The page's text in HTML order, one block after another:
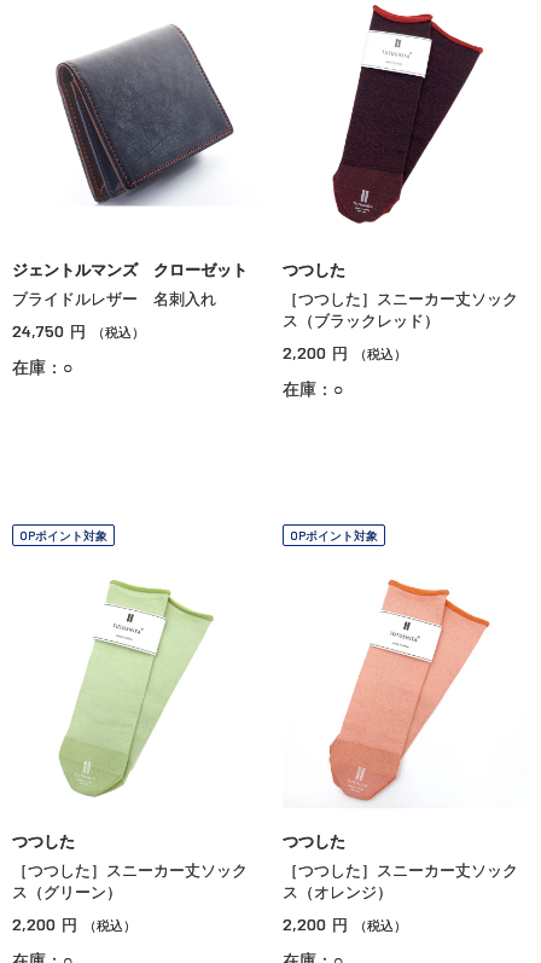
ジェントルマンズ クローゼット
ブライドルレザー 名刺入れ
24,750 円 （税込）
在庫：○
つつした
［つつした］スニーカー丈ソック
ス（ブラックレッド）
2,200 円 （税込）
在庫：○
OPポイント対象
つつした
［つつした］スニーカー丈ソック
ス（グリーン）
2,200 円 （税込）
OPポイント対象
つつした
［つつした］スニーカー丈ソック
ス（オレンジ）
2,200 円 （税込）